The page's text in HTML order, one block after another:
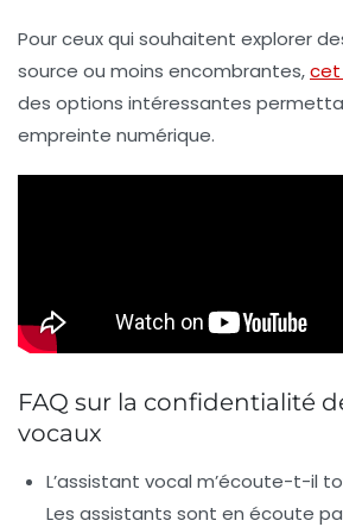
Pour ceux qui souhaitent explorer
source ou moins encombrantes,cet
des options intéressantes
empreinte numérique.
FAQ sur la confidentialité
vocaux
L’assistant vocal m’écoute-t-il
Les assistants sont en écoute